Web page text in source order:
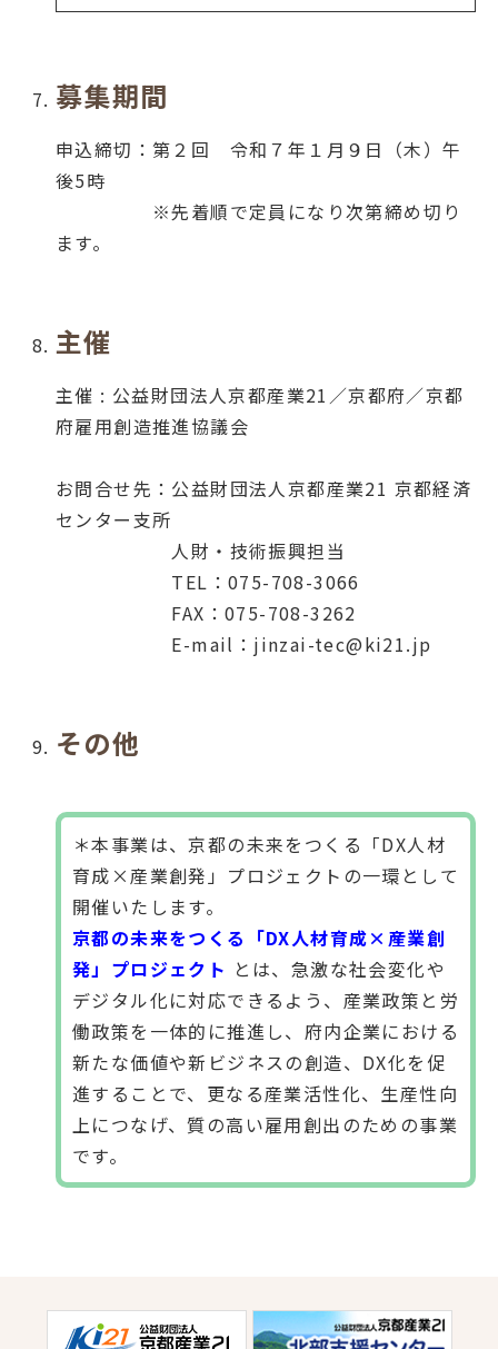
募集期間
申込締切：第２回 令和７年１月９日（木）午
後5時
※先着順で定員になり次第締め切り
ます。
主催
主催 : 公益財団法人京都産業21／京都府／京都
府雇用創造推進協議会
お問合せ先：公益財団法人京都産業21 京都経済
センター支所
人財・技術振興担当
TEL：075-708-3066
FAX：075-708-3262
E-mail：jinzai-tec@ki21.jp
その他
＊本事業は、京都の未来をつくる「DX人材
育成×産業創発」プロジェクトの一環として
開催いたします。
京都の未来をつくる「DX人材育成×産業創
発」プロジェクト とは、急激な社会変化や
デジタル化に対応できるよう、産業政策と労
働政策を一体的に推進し、府内企業における
新たな価値や新ビジネスの創造、DX化を促
進することで、更なる産業活性化、生産性向
上につなげ、質の高い雇用創出のための事業
です。